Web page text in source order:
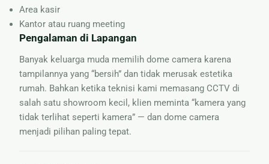
Area kasir
Kantor atau ruang meeting
Pengalaman di Lapangan
Banyak keluarga muda memilih dome camera karena
tampilannya yang “bersih” dan tidak merusak estetika
rumah. Bahkan ketika teknisi kami memasang CCTV di
salah satu showroom kecil, klien meminta “kamera yang
tidak terlihat seperti kamera” — dan dome camera
menjadi pilihan paling tepat.